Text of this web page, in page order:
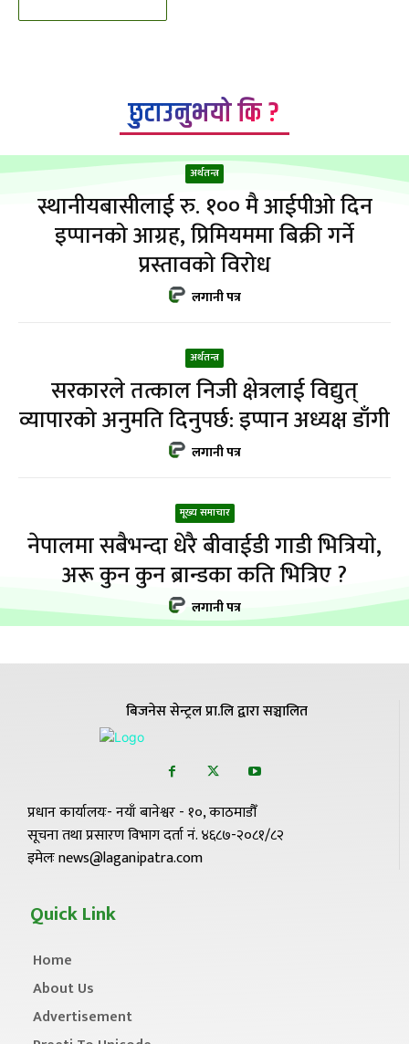
छुटाउनुभयो कि ?
अर्थतन्त्र
स्थानीयबासीलाई रु. १०० मै आईपीओ दिन
इप्पानको आग्रह, प्रिमियममा बिक्री गर्ने
प्रस्तावको विरोध
लगानी पत्र
अर्थतन्त्र
सरकारले तत्काल निजी क्षेत्रलाई विद्युत्
व्यापारको अनुमति दिनुपर्छ: इप्पान अध्यक्ष डाँगी
लगानी पत्र
मूख्य समाचार
नेपालमा सबैभन्दा धेरै बीवाईडी गाडी भित्रियाे,
अरू कुन कुन ब्रान्डका कति भित्रिए ?
लगानी पत्र
बिजनेस सेन्ट्रल प्रा.लि द्वारा सञ्चालित
प्रधान कार्यालयः- नयाँ बानेश्वर - १०, काठमाडौँ
सूचना तथा प्रसारण विभाग दर्ता नं. ४६८७-२०८१/८२
इमेलः news@laganipatra.com
Quick Link
Home
About Us
Advertisement